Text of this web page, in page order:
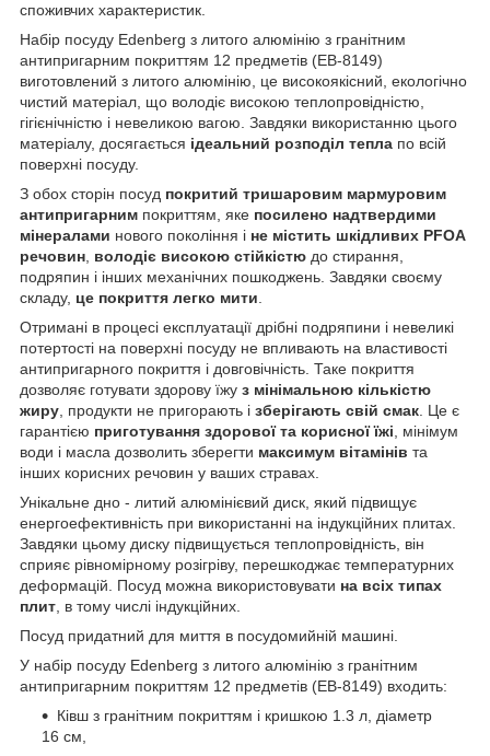
споживчих характеристик.
Набір посуду Edenberg з литого алюмінію з гранітним
антипригарним покриттям 12 предметів (EB-8149)
виготовлений з литого алюмінію, це високоякісний, екологічно
чистий матеріал, що володіє високою теплопровідністю,
гігієнічністю і невеликою вагою. Завдяки використанню цього
матеріалу, досягається ідеальний розподіл тепла по всій
поверхні посуду.
З обох сторін посуд покритий тришаровим мармуровим
антипригарним покриттям, яке посилено надтвердими
мінералами нового покоління і не містить шкідливих PFOA
речовин, володіє високою стійкістю до стирання,
подряпин і інших механічних пошкоджень. Завдяки своєму
складу, це покриття легко мити.
Отримані в процесі експлуатації дрібні подряпини і невеликі
потертості на поверхні посуду не впливають на властивості
антипригарного покриття і довговічність. Таке покриття
дозволяє готувати здорову їжу з мінімальною кількістю
жиру, продукти не пригорають і зберігають свій смак. Це є
гарантією приготування здорової та корисної їжі, мінімум
води і масла дозволить зберегти максимум вітамінів та
інших корисних речовин у ваших стравах.
Унікальне дно - литий алюмінієвий диск, який підвищує
енергоефективність при використанні на індукційних плитах.
Завдяки цьому диску підвищується теплопровідність, він
сприяє рівномірному розігріву, перешкоджає температурних
деформацій. Посуд можна використовувати на всіх типах
плит, в тому числі індукційних.
Посуд придатний для миття в посудомийній машині.
У набір посуду Edenberg з литого алюмінію з гранітним
антипригарним покриттям 12 предметів (EB-8149) входить:
Ківш з гранітним покриттям і кришкою 1.3 л, діаметр
16 см,